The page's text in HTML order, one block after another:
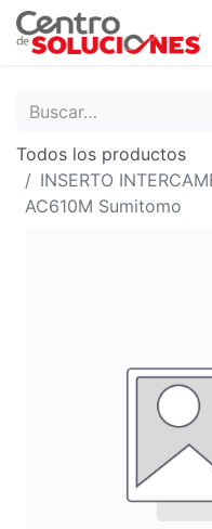
Todos los productos
INSERTO
AC610M Sumitomo